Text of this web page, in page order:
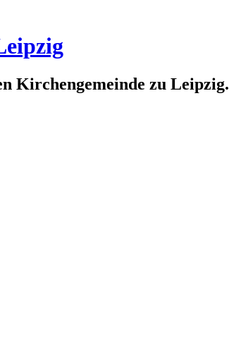
Kirchengemeinde zu Leipzig.